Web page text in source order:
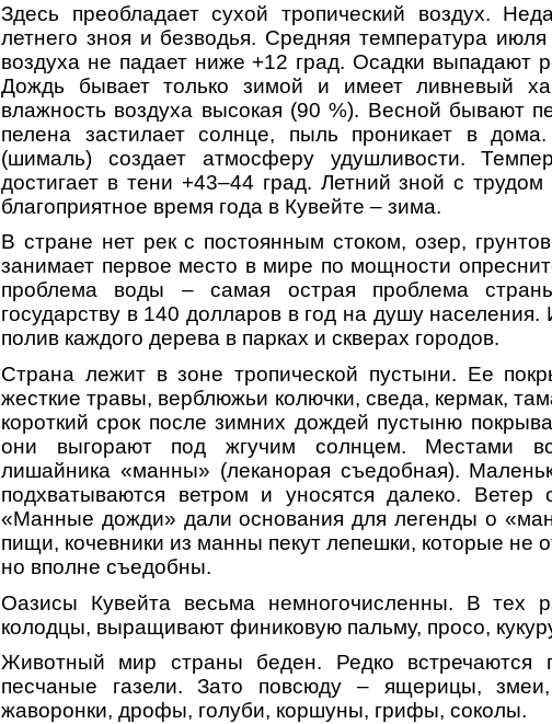
Здесь преобладает сухой тропический воздух.
летнего зноя и безводья. Средняя температура
воздуха не падает ниже +12 град. Осадки выпадают
Дождь бывает только зимой и имеет ливневый
влажность воздуха высокая (90 %). Весной бывают
пелена застилает солнце, пыль проникает в
(шималь) создает атмосферу удушливости.
достигает в тени +43–44 град. Летний зной с
благоприятное время года в Кувейте – зима.
В стране нет рек с постоянным стоком, озер,
занимает первое место в мире по мощности
проблема воды – самая острая проблема
государству в 140 долларов в год на душу
полив каждого дерева в парках и скверах городов.
Страна лежит в зоне тропической пустыни. Ее
жесткие травы, верблюжьи колючки, сведа, кермак,
короткий срок после зимних дождей пустыню
они выгорают под жгучим солнцем. Местами
лишайника «манны» (леканорая съедобная).
подхватываются ветром и уносятся далеко.
«Манные дожди» дали основания для легенды о
пищи, кочевники из манны пекут лепешки, которые не
но вполне съедобны.
Оазисы Кувейта весьма немногочисленны. В тех
колодцы, выращивают финиковую пальму, просо,
Животный мир страны беден. Редко встречаются
песчаные газели. Зато повсюду – ящерицы,
жаворонки, дрофы, голуби, коршуны, грифы, соколы.